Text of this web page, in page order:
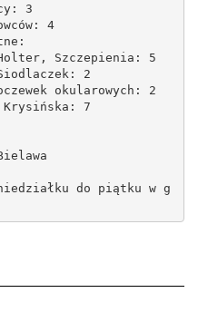
3
4
Szczepienia: 5
2
okularowych: 2
7
do piątku w g